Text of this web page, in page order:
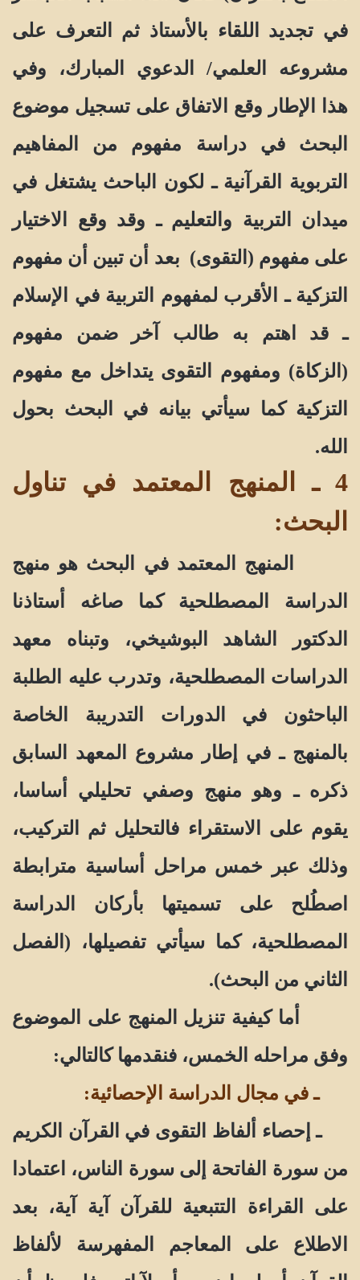
في تجديد اللقاء بالأستاذ ثم التعرف على
مشروعه العلمي/ الدعوي المبارك، وفي
هذا الإطار وقع الاتفاق على تسجيل موضوع
البحث في دراسة مفهوم من المفاهيم
التربوية القرآنية ـ لكون الباحث يشتغل في
ميدان التربية والتعليم ـ وقد وقع الاختيار
على مفهوم (التقوى) بعد أن تبين أن مفهوم
التزكية ـ الأقرب لمفهوم التربية في الإسلام
ـ قد اهتم به طالب آخر ضمن مفهوم
(الزكاة) ومفهوم التقوى يتداخل مع مفهوم
التزكية كما سيأتي بيانه في البحث بحول
الله.
4 ـ المنهج المعتمد في تناول
البحث:
المنهج المعتمد في البحث هو منهج
الدراسة المصطلحية كما صاغه أستاذنا
الدكتور الشاهد البوشيخي، وتبناه معهد
الدراسات المصطلحية، وتدرب عليه الطلبة
الباحثون في الدورات التدريبة الخاصة
بالمنهج ـ في إطار مشروع المعهد السابق
ذكره ـ وهو منهج وصفي تحليلي أساسا،
يقوم على الاستقراء فالتحليل ثم التركيب،
وذلك عبر خمس مراحل أساسية مترابطة
اصطُلح على تسميتها بأركان الدراسة
المصطلحية، كما سيأتي تفصيلها، (الفصل
الثاني من البحث).
أما كيفية تنزيل المنهج على الموضوع
وفق مراحله الخمس، فنقدمها كالتالي:
ـ في مجال الدراسة الإحصائية:
ـ إحصاء ألفاظ التقوى في القرآن الكريم
من سورة الفاتحة إلى سورة الناس، اعتمادا
على القراءة التتبعية للقرآن آية آية، بعد
الاطلاع على المعاجم المفهرسة لألفاظ